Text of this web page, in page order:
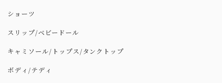
ショーツ
スリップ/ベビードール
キャミソール/トップス/タンクトップ
ボディ/テディ